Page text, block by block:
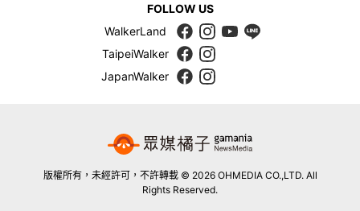
FOLLOW US
WalkerLand
TaipeiWalker
JapanWalker
版權所有，未經許可，不許轉載 © 2026 OHMEDIA CO.,LTD. All
Rights Reserved.